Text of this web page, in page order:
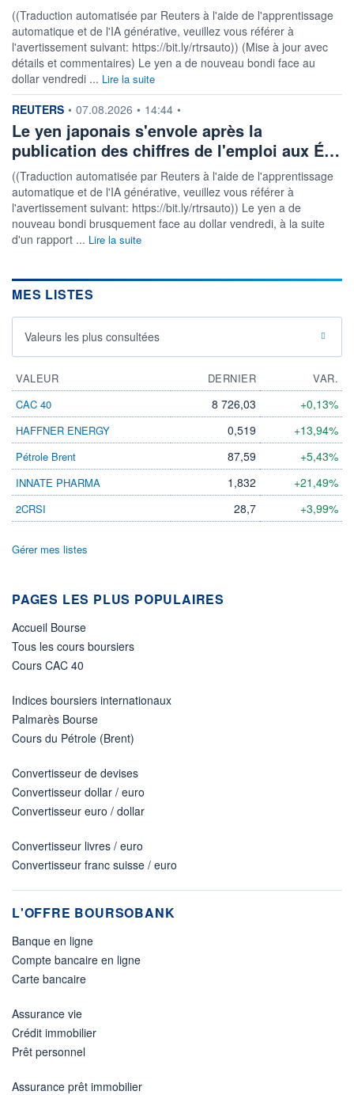
((Traduction automatisée par Reuters à l'aide de l'apprentissage
automatique et de l'IA générative, veuillez vous référer à
l'avertissement suivant: https://bit.ly/rtrsauto)) (Mise à jour avec
détails et commentaires) Le yen a de nouveau bondi face au
dollar vendredi ... Lire la suite
information fournie par
REUTERS • 07.08.2026 • 14:44 •
Le yen japonais s'envole après la
publication des chiffres de l'emploi aux É…
((Traduction automatisée par Reuters à l'aide de l'apprentissage
automatique et de l'IA générative, veuillez vous référer à
l'avertissement suivant: https://bit.ly/rtrsauto)) Le yen a de
nouveau bondi brusquement face au dollar vendredi, à la suite
d'un rapport ... Lire la suite
MES LISTES
Valeurs les plus consultées
VALEUR DERNIER
VAR.
CAC 40
8 726,03 +0,13%
HAFFNER ENERGY 0,519 +13,94%
Pétrole Brent 87,59 +5,43%
INNATE PHARMA 1,832 +21,49%
2CRSI 28,7 +3,99%
Gérer mes listes
PAGES LES PLUS POPULAIRES
Accueil Bourse
Tous les cours boursiers
Cours CAC 40
Indices boursiers internationaux
Palmarès Bourse
Cours du Pétrole (Brent)
Convertisseur de devises
Convertisseur dollar / euro
Convertisseur euro / dollar
Convertisseur livres / euro
Convertisseur franc suisse / euro
L'OFFRE BOURSOBANK
Banque en ligne
Compte bancaire en ligne
Carte bancaire
Assurance vie
Crédit immobilier
Prêt personnel
Assurance prêt immobilier